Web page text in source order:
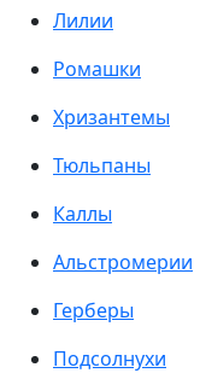
Лилии
Ромашки
Хризантемы
Тюльпаны
Каллы
Альстромерии
Герберы
Подсолнухи